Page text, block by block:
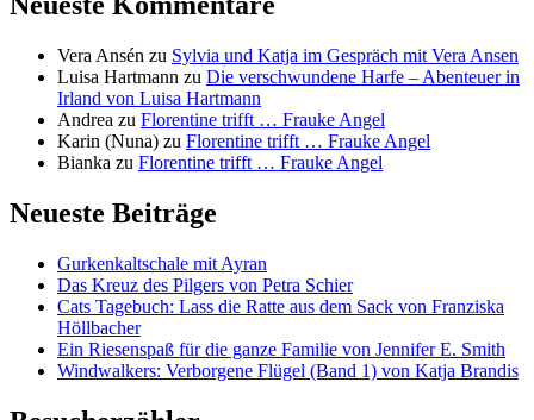
Vera Ansén zu Sylvia und Katja im Gespräch mit Vera Ansen
Luisa Hartmann zu Die verschwundene Harfe – Abenteuer in
Irland von Luisa Hartmann
Andrea zu Florentine trifft … Frauke Angel
Karin (Nuna) zu Florentine trifft … Frauke Angel
Bianka zu Florentine trifft … Frauke Angel
Neueste Beiträge
Gurkenkaltschale mit Ayran
Das Kreuz des Pilgers von Petra Schier
Cats Tagebuch: Lass die Ratte aus dem Sack von Franziska
Höllbacher
Ein Riesenspaß für die ganze Familie von Jennifer E. Smith
Windwalkers: Verborgene Flügel (Band 1) von Katja Brandis